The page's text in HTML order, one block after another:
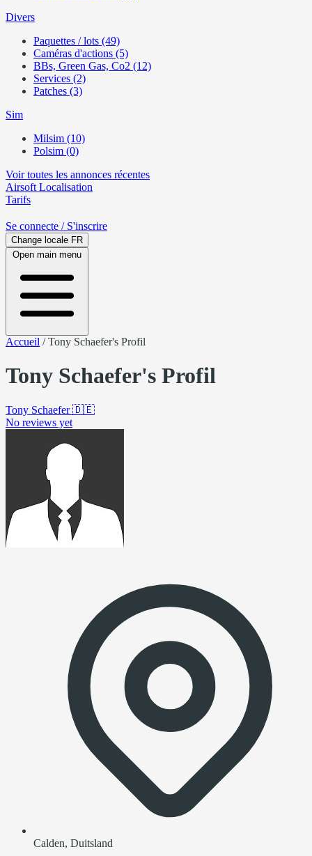
Divers
Paquettes / lots (49)
Caméras d'actions (5)
BBs, Green Gas, Co2 (12)
Services (2)
Patches (3)
Sim
Milsim (10)
Polsim (0)
Voir toutes les annonces récentes
Airsoft Localisation
Tarifs
Se connecte / S'inscrire
Change locale FR
Open main menu
Accueil /Tony Schaefer's Profil
Tony Schaefer's Profil
Tony Schaefer🇩🇪
No reviews yet
Calden, Duitsland